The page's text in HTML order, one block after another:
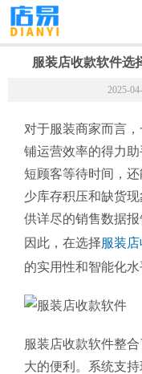
首页>资讯动态
服装店收款软件选
2025-
对于服装商家而言
铺运营效率的得力
短顾客等待时间，
少库存积压和缺货
供详尽的销售数据报
因此，在选择服装
的实用性和智能化水
服装店收款软件整
大的便利。系统支